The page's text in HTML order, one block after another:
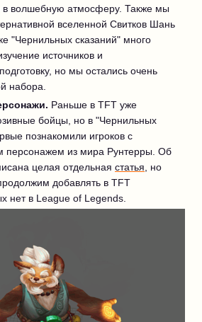
в волшебную атмосферу. Также мы
вселенной Свитков Шань
"Чернильных сказаний" много
источников и
но мы остались очень
набора.
Раньше в TFT уже
бойцы, но в "Чернильных
познакомили игроков с
персонажем из мира Рунтерры. Об
целая отдельная статья, но
добавлять в TFT
нет в League of Legends.